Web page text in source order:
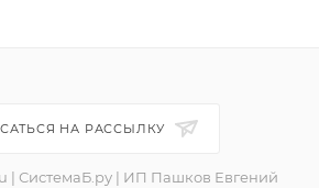
НА РАССЫЛКУ
| СистемаБ.ру | ИП Пашков Евгений